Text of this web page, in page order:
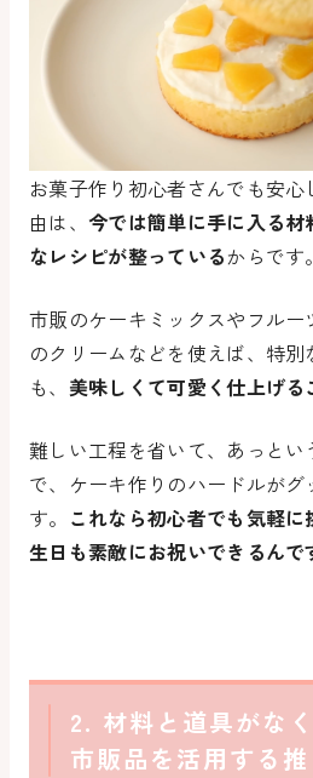
お菓子作り初心者さんでも安
由は、 今では簡単に手に入る材
なレシピが整っているからです。
市販のケーキミックスやフルー
のクリームなどを使えば、特
も、 美味しくて可愛く仕上げる
難しい工程を省いて、あっと
で、ケーキ作りのハードルがグ
す。 これなら初心者でも気軽
生日も素敵にお祝いできるんで
2. 材料と道具がな
市販品を活用する